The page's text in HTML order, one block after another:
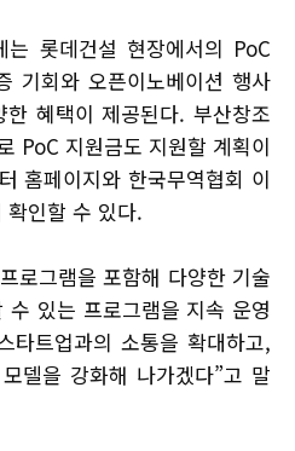
는 롯데건설 현장에서의 PoC
회와 오픈이노베이션 행사
혜택이 제공된다. 부산창조
PoC 지원금도 지원할 계획이
홈페이지와 한국무역협회 이
확인할 수 있다.
로그램을 포함해 다양한 기술
있는 프로그램을 지속 운영
타트업과의 소통을 확대하고,
델을 강화해 나가겠다”고 말